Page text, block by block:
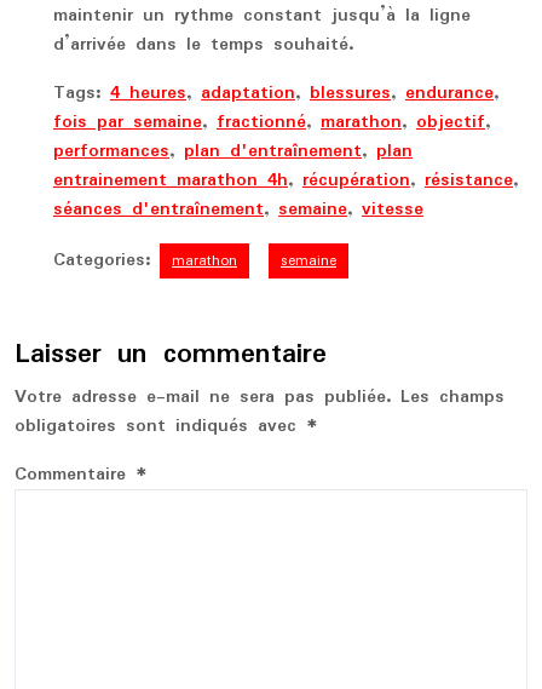
maintenir un rythme constant jusqu’à la ligne
d’arrivée dans le temps souhaité.
Tags: 4 heures, adaptation, blessures, endurance,
fois par semaine, fractionné, marathon, objectif,
performances, plan d'entraînement, plan
entrainement marathon 4h, récupération, résistance,
séances d'entraînement, semaine, vitesse
Categories:
marathon semaine
Laisser un commentaire
Votre adresse e-mail ne sera pas publiée. Les champs
obligatoires sont indiqués avec *
Commentaire *